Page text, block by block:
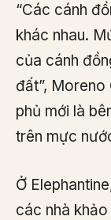
“Các cánh
khác nhau.
của cánh
đất”, Moreno
phủ mới là
trên mực
Ở
các nhà